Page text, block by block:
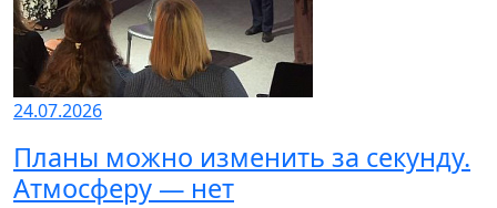
24.07.2026
Планы можно изменить за секунду.
Атмосферу — нет